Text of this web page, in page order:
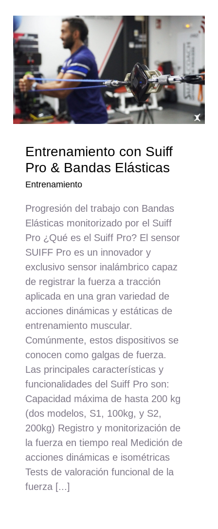
Entrenamiento con Suiff
Pro & Bandas Elásticas
Entrenamiento
Progresión del trabajo con Bandas
Elásticas monitorizado por el Suiff
Pro ¿Qué es el Suiff Pro? El sensor
SUIFF Pro es un innovador y
exclusivo sensor inalámbrico capaz
de registrar la fuerza a tracción
aplicada en una gran variedad de
acciones dinámicas y estáticas de
entrenamiento muscular.
Comúnmente, estos dispositivos se
conocen como galgas de fuerza.
Las principales características y
funcionalidades del Suiff Pro son:
Capacidad máxima de hasta 200 kg
(dos modelos, S1, 100kg, y S2,
200kg) Registro y monitorización de
la fuerza en tiempo real Medición de
acciones dinámicas e isométricas
Tests de valoración funcional de la
fuerza [...]